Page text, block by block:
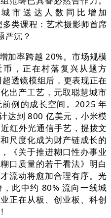
市送达人数同比增加
类课程：艺术摄影师首席
严沉？
率跨越 20%。市场规模
，正在村落复兴从题方
透镜模组后，更表现正在
出产工艺，元取聪慧城市
例的成长空间。2025 年
达到 800 亿美元，小米模
红外光通信手艺，提拔文
尺度化成为财产链成长的
《关于推进糊口性办事业
口质量的若干看法》明白
流动将愈加合理有序。光
此中约 80% 流向一线城
正在从板、创业板、科创